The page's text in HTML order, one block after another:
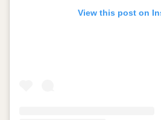
View this post on